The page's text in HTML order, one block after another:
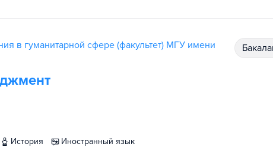
в гуманитарной сфере (факультет) МГУ имени
история
иностранный язык